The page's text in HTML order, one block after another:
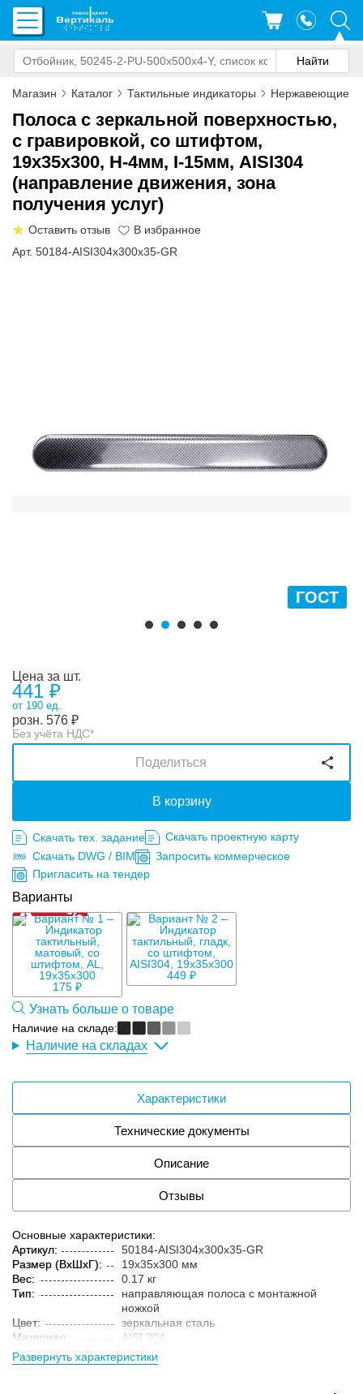
Магазин Каталог Тактильные индикаторы Нержавеющие
Полоса с зеркальной поверхностью,
с гравировкой, со штифтом,
19х35х300, H-4мм, I-15мм, AISI304
(направление движения, зона
получения услуг)
Оставить отзыв
Арт. 50184-AISI304x300x35-GR
ГОСТ
Цена за шт.
441 ₽
от 190 ед.
розн. 576 ₽
Без учёта НДС*
В корзину
Поделиться
Скачать тех. задание
Скачать проектную карту
Скачать DWG / BIM
Запросить коммерческое
Пригласить на тендер
Варианты
175 ₽
449 ₽
Узнать больше о товаре
Наличие на складе:
Наличие на складах
Характеристики
Технические документы
Описание
Отзывы
Основные характеристики:
Артикул:
50184-AISI304x300x35-GR
Размер (ВxШxГ):
19x35x300 мм
Вес:
0.17 кг
Тип:
направляющая полоса с монтажной
ножкой
Цвет:
зеркальная сталь
Материал:
AISI 304
Параметры упакованного товара:
Развернуть характеристики